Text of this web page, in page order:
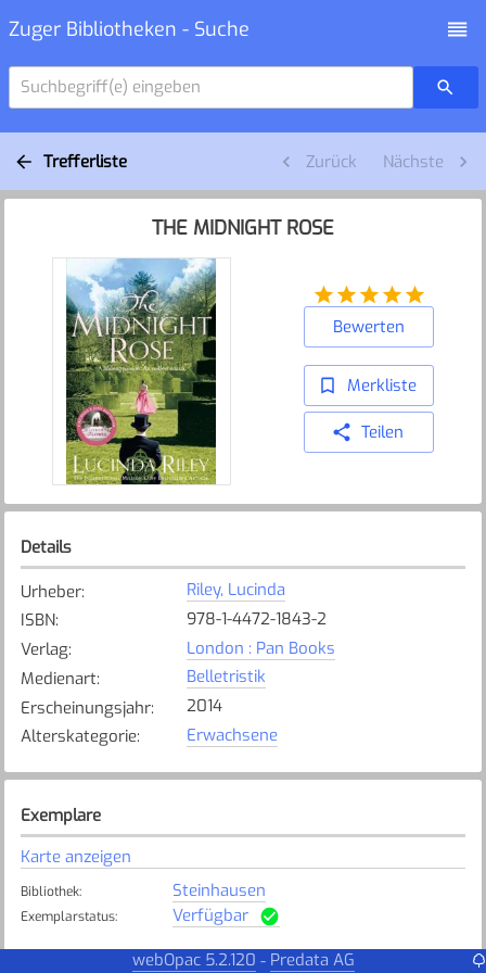
Zuger Bibliotheken - Suche
Suchbegriff(e) eingeben
Trefferliste Zurück Nächste
THE MIDNIGHT ROSE
Bewerten
Merkliste
Teilen
Details
Urheber:
Riley, Lucinda
ISBN:
978-1-4472-1843-2
Verlag:
London : Pan Books
Medienart:
Belletristik
Erscheinungsjahr:
2014
Alterskategorie: Erwachsene
Exemplare
Karte anzeigen
Bibliothek: Steinhausen
Exemplarstatus: Verfügbar
webOpac 5.2.120 - Predata AG